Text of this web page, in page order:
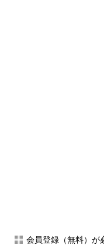
会員登録（無料）が